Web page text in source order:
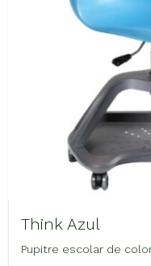
Think Azul
Pupitre escolar de